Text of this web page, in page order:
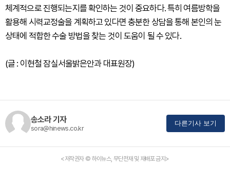
체계적으로 진행되는지를 확인하는 것이 중요하다. 특히 여름방학을
활용해 시력교정술을 계획하고 있다면 충분한 상담을 통해 본인의 눈
상태에 적합한 수술 방법을 찾는 것이 도움이 될 수 있다.
(글 : 이현철 잠실서울밝은안과 대표원장)
송소라 기자
sora@hinews.co.kr
다른기사 보기
<저작권자 © 하이뉴스, 무단전재 및 재배포 금지>